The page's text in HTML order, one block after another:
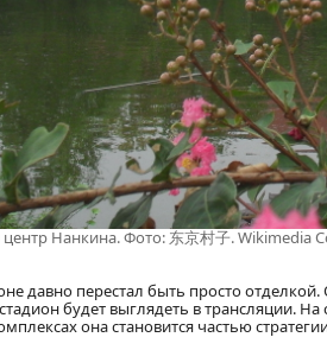
Нанкина. Фото: 东京村子. Wikimedia
давно перестал быть просто
будет выглядеть в трансляции.
она становится частью